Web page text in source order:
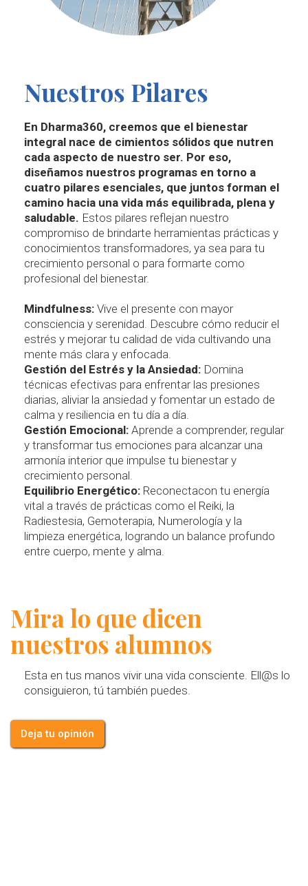
Nuestros Pilares
En Dharma360, creemos que el bienestar
integral nace de cimientos sólidos que nutren
cada aspecto de nuestro ser. Por eso,
diseñamos nuestros programas en torno a
cuatro pilares esenciales, que juntos forman el
camino hacia una vida más equilibrada, plena y
saludable. Estos pilares reflejan nuestro
compromiso de brindarte herramientas prácticas y
conocimientos transformadores, ya sea para tu
crecimiento personal o para formarte como
profesional del bienestar.
Mindfulness: Vive el presente con mayor
consciencia y serenidad. Descubre cómo reducir el
estrés y mejorar tu calidad de vida cultivando una
mente más clara y enfocada.
Gestión del Estrés y la Ansiedad: Domina
técnicas efectivas para enfrentar las presiones
diarias, aliviar la ansiedad y fomentar un estado de
calma y resiliencia en tu día a día.
Gestión Emocional: Aprende a comprender, regular
y transformar tus emociones para alcanzar una
armonía interior que impulse tu bienestar y
crecimiento personal.
Equilibrio Energético: Reconectacon tu energía
vital a través de prácticas como el Reiki, la
Radiestesia, Gemoterapia, Numerología y la
limpieza energética, logrando un balance profundo
entre cuerpo, mente y alma.
Mira lo que dicen
nuestros alumnos
Esta en tus manos vivir una vida consciente. Ell@s lo
consiguieron, tú también puedes.
Deja tu opinión